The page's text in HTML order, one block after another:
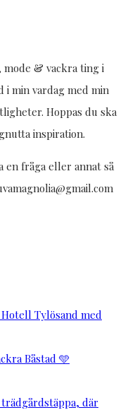
& vackra ting i
i min vardag med min
Hoppas du ska
inspiration.
en fråga eller annat så
Tylösand med
Båstad 🩵
där